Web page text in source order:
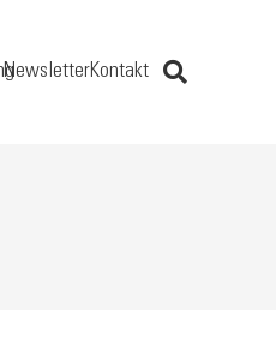
NewsletterKontakt